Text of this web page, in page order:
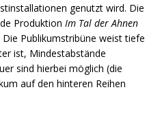
genutzt wird. Die
Produktion Im Tal der Ahnen
Publikumstribüne weist tiefe
ist, Mindestabstände
sind hierbei möglich (die
auf den hinteren Reihen